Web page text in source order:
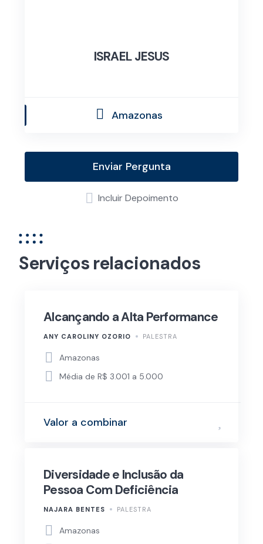
ISRAEL JESUS
Amazonas
Enviar Pergunta
Incluir Depoimento
Serviços relacionados
Alcançando a Alta Performance
ANY CAROLINY OZORIO PALESTRA
Amazonas
Média de R$ 3.001 a 5.000
Valor a combinar
Diversidade e Inclusão da
Pessoa Com Deficiência
NAJARA BENTES PALESTRA
Amazonas